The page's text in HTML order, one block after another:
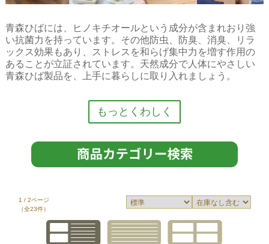
青森ひばには、ヒノキチオールという成分が含まれおり強
い抗菌力を持っています。その他防虫、防臭、消臭、リラ
ックス効果もあり、ストレスを和らげ集中力を増す作用の
あることが立証されています。天然成分で人体にやさしい
青森ひば製品を、上手に暮らしに取り入れましょう。
青森ひばとは？
並ぶ日本三大美林としても有名です。
青森ひばには、ヒノキチオールという成分が含まれおり、強い抗菌
力があります。別名「蚊殺しの木」とも呼ばれ、抗菌や防虫効果が
1 / 2ページ
（全23件）